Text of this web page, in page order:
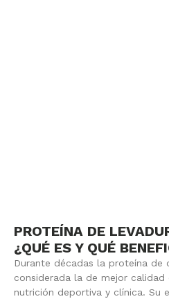
PROTEÍNA DE
¿QUÉ ES Y QUÉ
Durante décadas la proteína de
considerada la de mejor
nutrición deportiva y clínica. Su